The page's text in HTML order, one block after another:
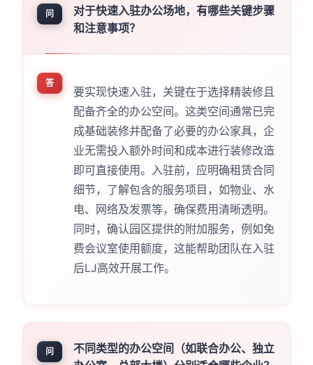
问
对于快速入驻办公场地，有哪些关键步骤
和注意事项？
答
要实现快速入驻，关键在于选择精装修且
配备齐全的办公空间。这类空间通常已完
成基础装修并配备了必要的办公家具，企
业无需投入额外时间和成本进行装修改造
即可直接使用。入驻前，应明确租赁合同
细节，了解包含的服务项目，如物业、水
电、网络及发票等，确保费用清晰透明。
同时，确认园区提供的附加服务，例如免
费会议室使用额度，这能帮助团队在入驻
后LJ高效开展工作。
问
不同类型的办公空间（如联合办公、独立